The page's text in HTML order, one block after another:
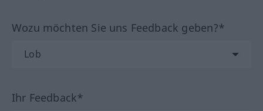
Wozu möchten Sie uns Feedback geben?*
Ihr Feedback*